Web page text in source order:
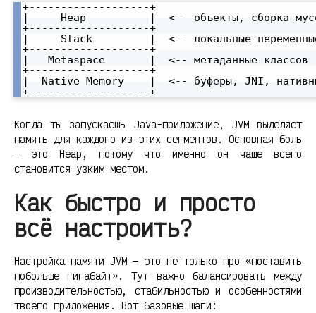
+-------------------+
|     Heap          |  <-- объекты, сборка
+-------------------+
|     Stack         |  <-- локальные
+-------------------+
|   Metaspace       |  <-- метаданные классов
+-------------------+
|  Native Memory    |  <-- буферы, JNI,
Когда ты запускаешь Java-приложение, JVM выделяет
память для каждого из этих сегментов. Основная боль
— это Heap, потому что именно он чаще всего
становится узким местом.
Как быстро и просто
всё настроить?
Настройка памяти JVM — это не только про «поставить
побольше гигабайт». Тут важно балансировать между
производительностью, стабильностью и особенностями
твоего приложения. Вот базовые шаги: